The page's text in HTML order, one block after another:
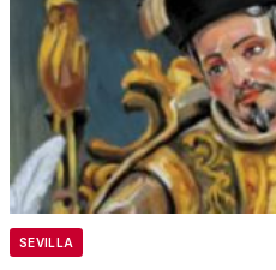
SEVILLA